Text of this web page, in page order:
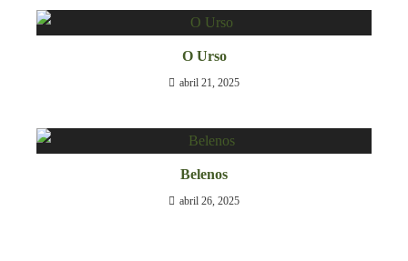
O Urso
abril 21, 2025
Belenos
abril 26, 2025